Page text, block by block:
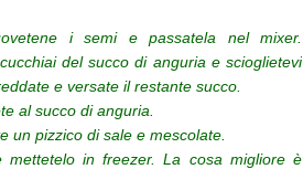
i semi e passatela nel mixer.
del succo di anguria e scioglietevi
e versate il restante succo.
al succo di anguria.
un pizzico di sale e mescolate.
in freezer. La cosa migliore è